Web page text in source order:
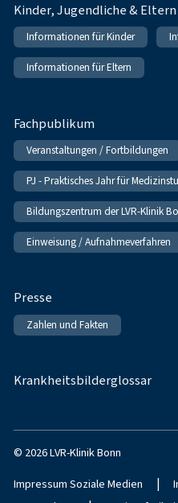
Kinder, Jugendliche & Eltern
Informationen für Kinder
Informationen für Eltern
Fachpublikum
Veranstaltungen / Fortbildungen
PJ - Praktisches Jahr für
Bildungszentrum der LVR-Klinik
Einweisung / Aufnahmeverfahren
Presse
Zahlen und Fakten
Krankheitsbilderglossar
© 2026 LVR-Klinik Bonn
Impressum Soziale Medien |